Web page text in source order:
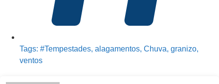
Tags: #Tempestades, alagamentos, Chuva, granizo,
ventos